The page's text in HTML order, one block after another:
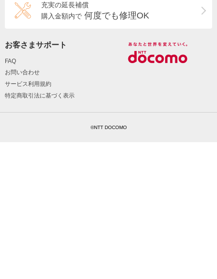
充実の延長補償
購入金額内で 何度でも修理OK
お客さまサポート
FAQ
お問い合わせ
サービス利用規約
特定商取引法に基づく表示
©NTT DOCOMO